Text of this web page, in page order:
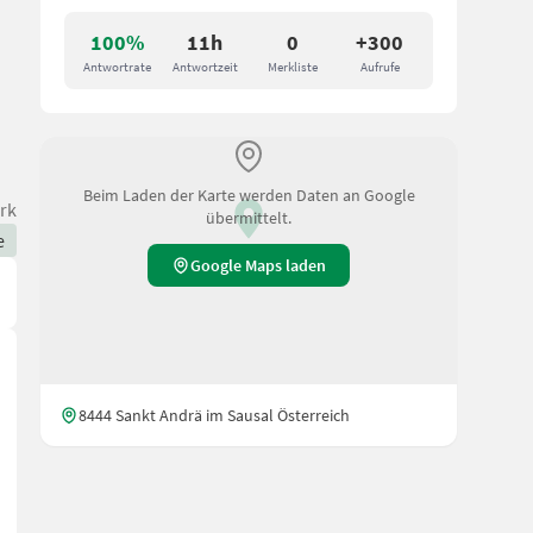
100%
Antwortrate
11h
Antwortzeit
0
Merkliste
+300
Aufrufe
Beim Laden der Karte werden Daten an Google
übermittelt.
Google Maps laden
8444 Sankt Andrä im Sausal Österreich